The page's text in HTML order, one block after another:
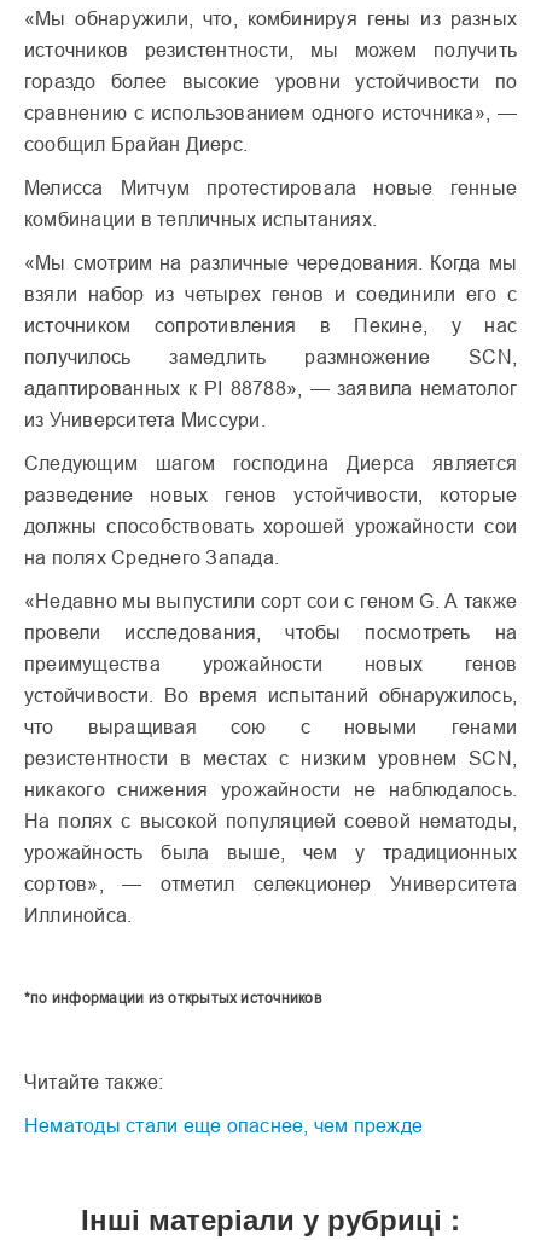
«Мы обнаружили, что, комбинируя гены из разных
источников резистентности, мы можем получить
гораздо более высокие уровни устойчивости по
сравнению с использованием одного источника», —
сообщил Брайан Диерс.
Мелисса Митчум протестировала новые генные
комбинации в тепличных испытаниях.
«Мы смотрим на различные чередования. Когда мы
взяли набор из четырех генов и соединили его с
источником сопротивления в Пекине, у нас
получилось замедлить размножение SCN,
адаптированных к PI 88788», — заявила нематолог
из Университета Миссури.
Следующим шагом господина Диерса является
разведение новых генов устойчивости, которые
должны способствовать хорошей урожайности сои
на полях Среднего Запада.
«Недавно мы выпустили сорт сои с геном G. А также
провели исследования, чтобы посмотреть на
преимущества урожайности новых генов
устойчивости. Во время испытаний обнаружилось,
что выращивая сою с новыми генами
резистентности в местах с низким уровнем SCN,
никакого снижения урожайности не наблюдалось.
На полях с высокой популяцией соевой нематоды,
урожайность была выше, чем у традиционных
сортов», — отметил селекционер Университета
Иллинойса.
*по информации из открытых источников
Читайте также:
Нематоды стали еще опаснее, чем прежде
Інші матеріали у рубриці :